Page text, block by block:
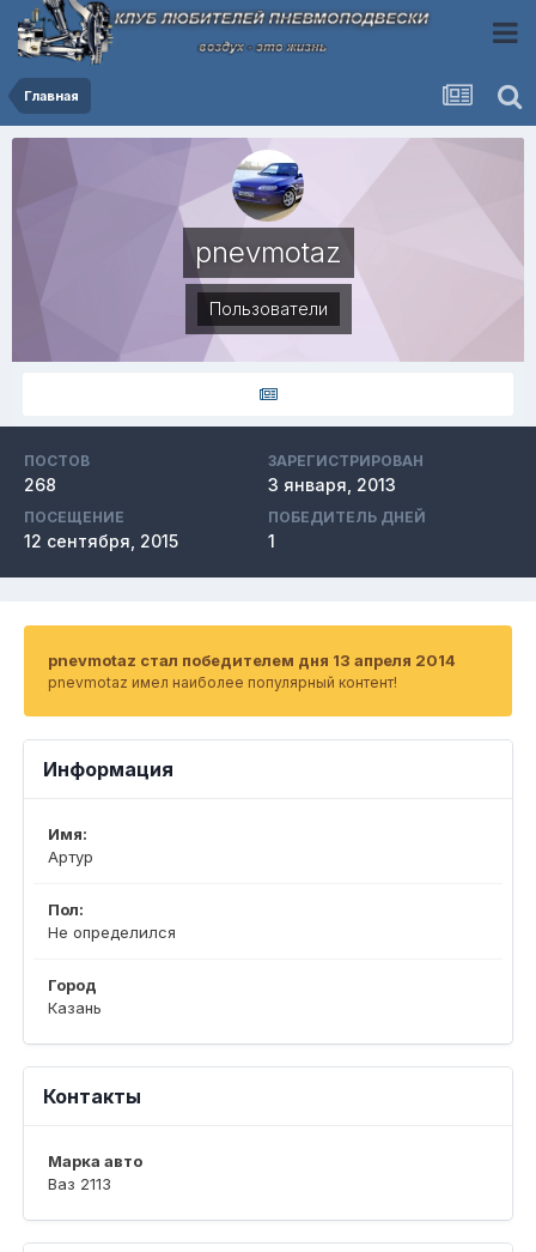
Главная
pnevmotaz
Пользователи
ПОСТОВ
268
ЗАРЕГИСТРИРОВАН
3 января, 2013
ПОСЕЩЕНИЕ
12 сентября, 2015
ПОБЕДИТЕЛЬ ДНЕЙ
1
pnevmotaz стал победителем дня 13 апреля 2014
pnevmotaz имел наиболее популярный контент!
Информация
Имя:
Артур
Пол:
Не определился
Город
Казань
Контакты
Марка авто
Ваз 2113